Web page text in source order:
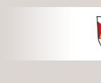
,zur Navigation